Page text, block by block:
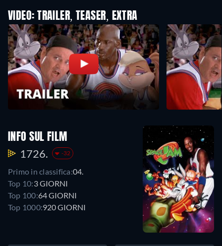
VIDEO: TRAILER, TEASER, EXTRA
INFO SUL FILM
1726. -32
Primo in classifica:04.
Top 10:3 GIORNI
Top 100:64 GIORNI
Top 1000:920 GIORNI